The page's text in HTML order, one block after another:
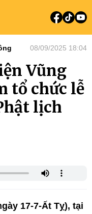
08/09/2025 18:04
Vũng
tổ chức lễ
lịch
17-7-Ất Tỵ), tại